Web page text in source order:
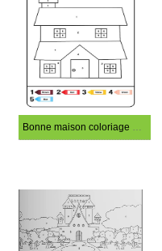
Bonne maison coloriage magique